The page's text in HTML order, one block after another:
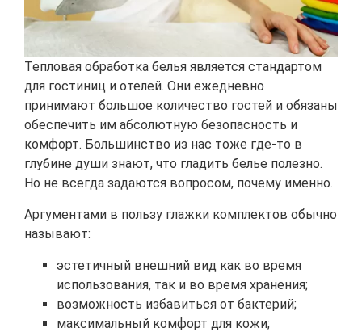
Тепловая обработка белья является стандартом
для гостиниц и отелей. Они ежедневно
принимают большое количество гостей и обязаны
обеспечить им абсолютную безопасность и
комфорт. Большинство из нас тоже где-то в
глубине души знают, что гладить белье полезно.
Но не всегда задаются вопросом, почему именно.
Аргументами в пользу глажки комплектов обычно
называют:
эстетичный внешний вид как во время
использования, так и во время хранения;
возможность избавиться от бактерий;
максимальный комфорт для кожи;